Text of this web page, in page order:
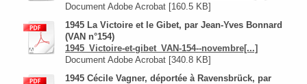
Document Adobe Acrobat [160.5 KB]
1945 La Victoire et le Gibet, par Jean-Yves Bonnard
(VAN n°154)
1945_Victoire-et-gibet_VAN-154--novembre[...]
Document Adobe Acrobat [340.8 KB]
1945 Cécile Vagner, déportée à Ravensbrück, par